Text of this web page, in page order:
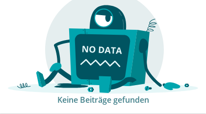
Keine Beiträge gefunden